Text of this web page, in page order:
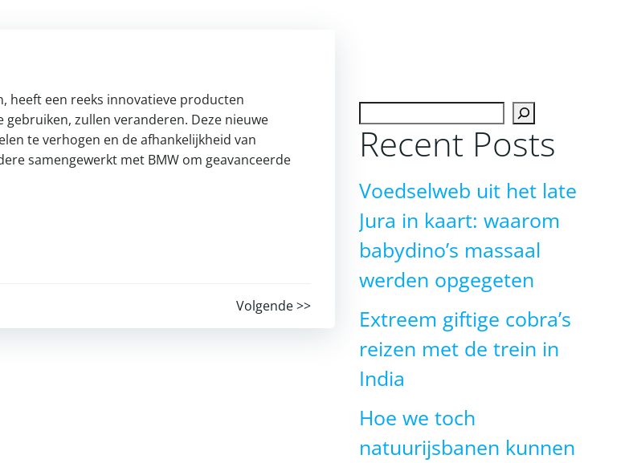
heeft een reeks innovatieve producten
zullen veranderen. Deze nieuwe
te verhogen en de afhankelijkheid van
samengewerkt met BMW om geavanceerde
Volgende >>
Recent Posts
Voedselweb uit het late
Jura in kaart: waarom
babydino’s massaal
werden opgegeten
Extreem giftige cobra’s
reizen met de trein in
India
Hoe we toch
natuurijsbanen kunnen